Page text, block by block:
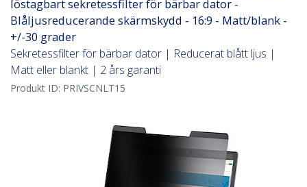
löstagbart sekretessfilter för bärbar dator -
Blåljusreducerande skärmskydd - 16:9 - Matt/blank -
+/-30 grader
Sekretessfilter för bärbar dator | Reducerat blått ljus |
Matt eller blankt | 2 års garanti
Produkt ID: PRIVSCNLT15